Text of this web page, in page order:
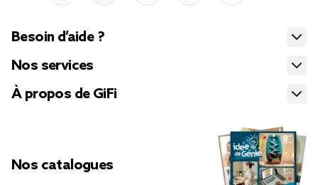
Besoin d’aide ?
Nos services
À propos de GiFi
Nos catalogues